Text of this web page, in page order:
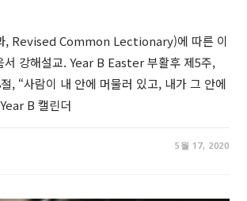
, Revised Common Lectionary)에 따른 이
서 강해설교. Year B Easter 부활후 제5주,
, “사람이 내 안에 머물러 있고, 내가 그 안에
B 캘린더
5월 17, 2020